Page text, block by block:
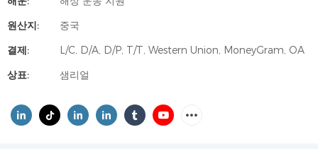
원산지:
중국
결제:
L/C, D/A, D/P, T/T, Western Union, MoneyGram, OA
상표:
샘리얼